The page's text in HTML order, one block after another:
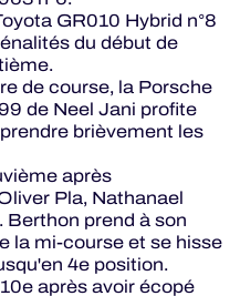
GR010 Hybrid n°8
du début de
de course, la Porsche
de Neel Jani profite
brièvement les
après
Pla, Nathanael
prend à son
la mi-course et se hisse
4e position.
après avoir écopé